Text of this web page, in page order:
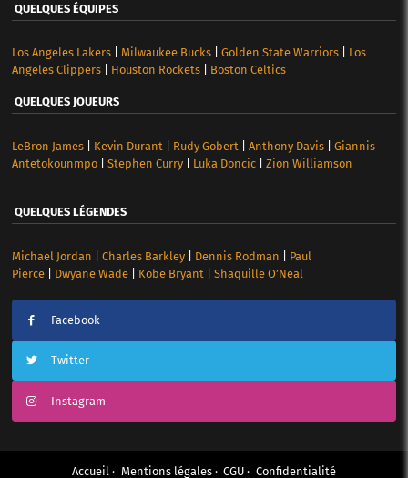
QUELQUES ÉQUIPES
Los Angeles Lakers| Milwaukee Bucks| Golden State Warriors| Los
Angeles Clippers| Houston Rockets| Boston Celtics
QUELQUES JOUEURS
LeBron James| Kevin Durant Rudy Gobert Anthony Davis| Giannis
Antetokounmpo| Stephen Curry| Luka Doncic| Zion Williamson
QUELQUES LÉGENDES
Michael Jordan Charles Barkley| Dennis Rodman
Paul
Pierce| Dwyane Wade| Kobe Bryant Shaquille O’Neal
Facebook
Twitter
Instagram
Accueil Mentions légales CGU Confidentialité